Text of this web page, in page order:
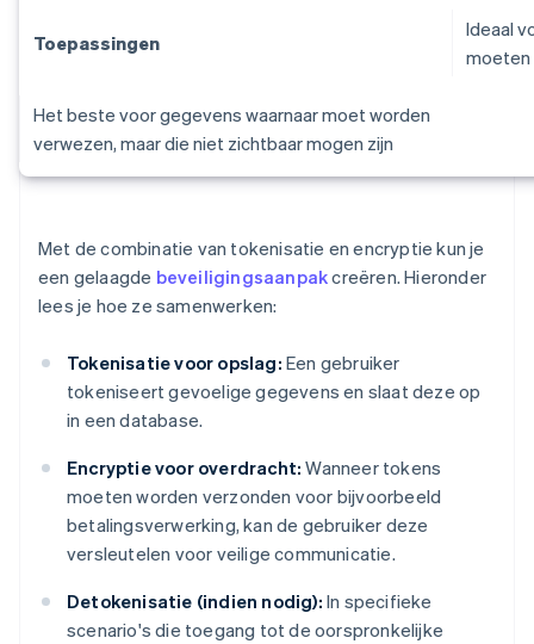
Toepassingen
Ideaal
moeten
Het beste voor gegevens waarnaar moet worden
verwezen, maar die niet zichtbaar mogen zijn
Met de combinatie van tokenisatie en encryptie kun je
een gelaagde beveiligingsaanpakcreëren. Hieronder
lees je hoe ze samenwerken:
Tokenisatie voor opslag: Een gebruiker
tokeniseert gevoelige gegevens en slaat deze op
in een database.
Encryptie voor overdracht: Wanneer tokens
moeten worden verzonden voor bijvoorbeeld
betalingsverwerking, kan de gebruiker deze
versleutelen voor veilige communicatie.
Detokenisatie (indien nodig): In specifieke
scenario's die toegang tot de oorspronkelijke